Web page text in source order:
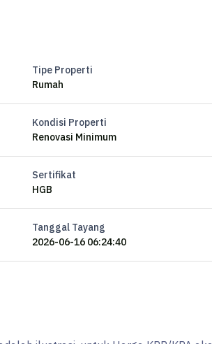
Tipe Properti
Rumah
Kondisi Properti
Renovasi Minimum
Sertifikat
HGB
Tanggal Tayang
2026-06-16 06:24:40